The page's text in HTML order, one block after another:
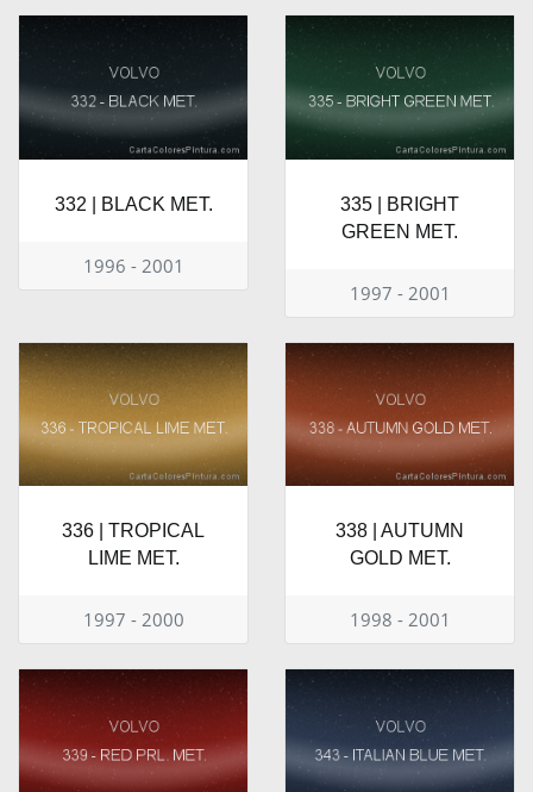
332 | BLACK MET.
1996 - 2001
335 | BRIGHT
GREEN MET.
1997 - 2001
336 | TROPICAL
LIME MET.
1997 - 2000
338 | AUTUMN
GOLD MET.
1998 - 2001